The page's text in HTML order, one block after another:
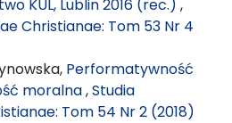
KUL, Lublin 2016 (rec.) ,
Christianae: Tom 53 Nr 4
Performatywność
moralna,Studia
Tom 54 Nr 2 (2018)